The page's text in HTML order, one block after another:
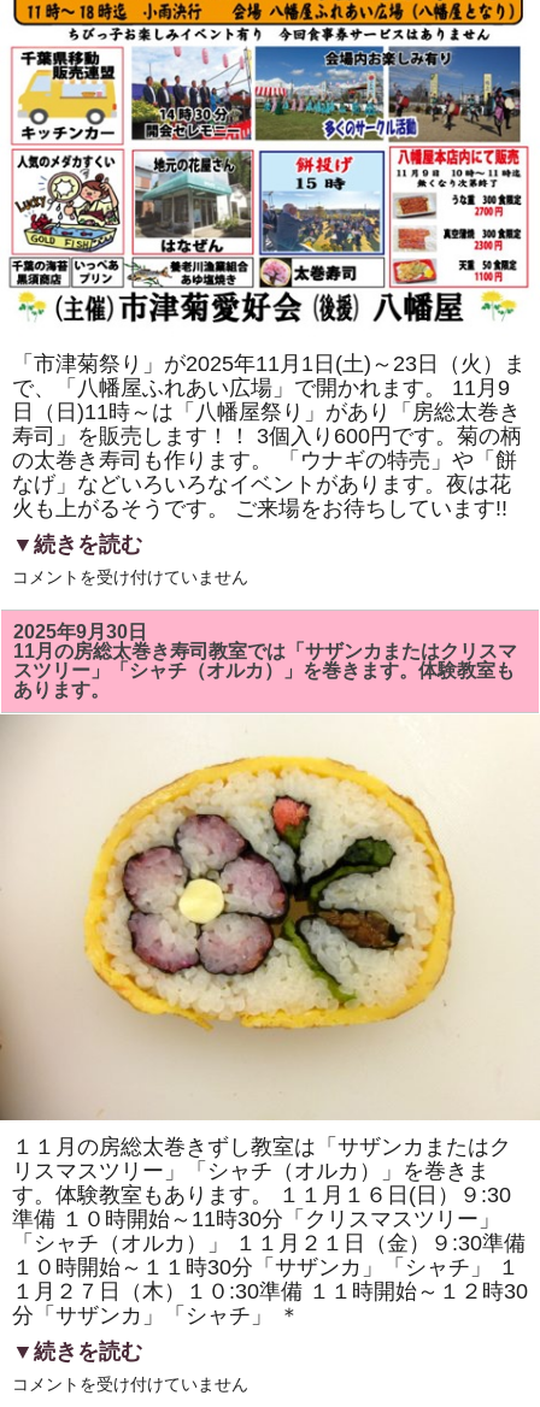
ー
パ
ン
ダ」
を
巻
き
ま
す。
体
教
室
も
あ
り
ま
す。
は
「市津菊祭り」が2025年11月1日(土)～23日（火）ま
で、「八幡屋ふれあい広場」で開かれます。 11月9
日（日)11時～は「八幡屋祭り」があり「房総太巻き
寿司」を販売します！！ 3個入り600円です。菊の柄
の太巻き寿司も作ります。 「ウナギの特売」や「餅
なげ」などいろいろなイベントがあります。夜は花
火も上がるそうです。 ご来場をお待ちしています!!
▼続きを読む
2025
11
月
9
日
（日)
の
「市
は
コメントを受け付けていません
2025年9月30日
11月の房総太巻き寿司教室では「サザンカまたはクリスマ
スツリー」「シャチ（オルカ）」を巻きます。体験教室も
あります。
１１月の房総太巻きずし教室は「サザンカまたはク
リスマスツリー」「シャチ（オルカ）」を巻きま
す。体験教室もあります。 １１月１６日(日）９:30
準備 １０時開始～11時30分「クリスマスツリー」
「シャチ（オルカ）」 １１月２１日（金）９:30準備
１０時開始～１１時30分「サザンカ」「シャチ」 １
１月２７日（木）１０:30準備 １１時開始～１２時30
分「サザンカ」「シャチ」 ＊
▼続きを読む
11
コメントを受け付けていません